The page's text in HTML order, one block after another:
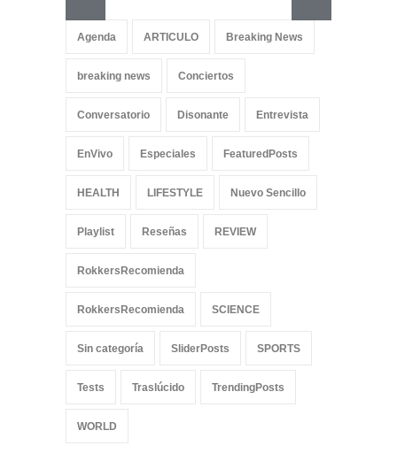
Agenda ARTICULO Breaking News
breaking news Conciertos
Conversatorio Disonante Entrevista
EnVivo Especiales FeaturedPosts
HEALTH LIFESTYLE Nuevo Sencillo
Playlist Reseñas REVIEW
RokkersRecomienda
RokkersRecomienda SCIENCE
Sin categoría SliderPosts SPORTS
Tests Traslúcido TrendingPosts
WORLD